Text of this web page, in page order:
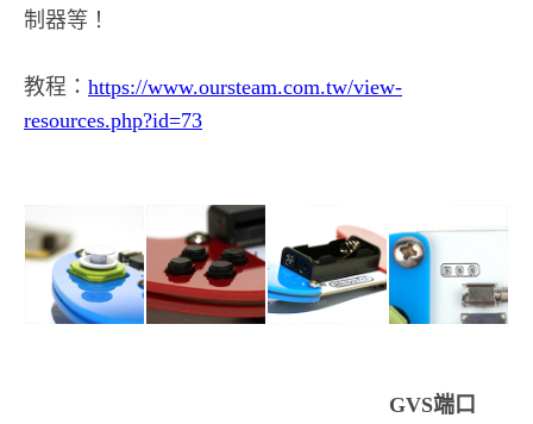
制器等！
教程： https://www.oursteam.com.tw/view-
resources.php?id=73
GVS端口